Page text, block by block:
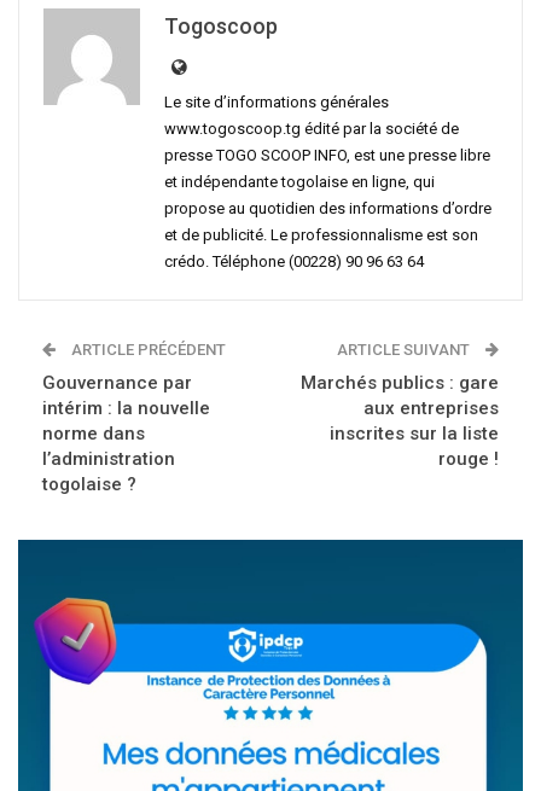
Togoscoop
Le site d’informations générales
www.togoscoop.tg édité par la société de
presse TOGO SCOOP INFO, est une presse libre
et indépendante togolaise en ligne, qui
propose au quotidien des informations d’ordre
et de publicité. Le professionnalisme est son
crédo. Téléphone (00228) 90 96 63 64
ARTICLE PRÉCÉDENT
Gouvernance par
intérim : la nouvelle
norme dans
l’administration
togolaise ?
ARTICLE SUIVANT
Marchés publics : gare
aux entreprises
inscrites sur la liste
rouge !